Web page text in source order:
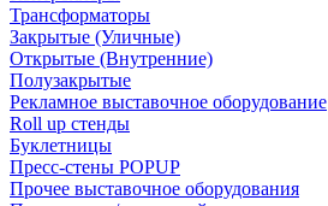
Трансформаторы
Закрытые (Уличные)
Открытые (Внутренние)
Полузакрытые
Рекламное выставочное оборудование
Roll up стенды
Буклетницы
Пресс-стены POPUP
Прочее выставочное оборудования